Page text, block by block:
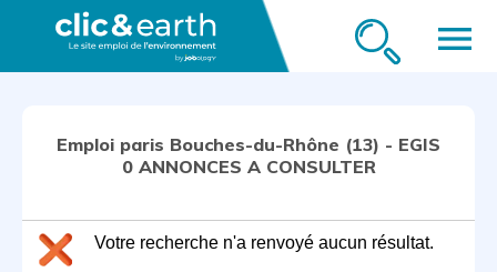
menu
Emploi paris Bouches-du-Rhône (13) - EGIS
0 ANNONCES A CONSULTER
Votre recherche n'a renvoyé aucun résultat.